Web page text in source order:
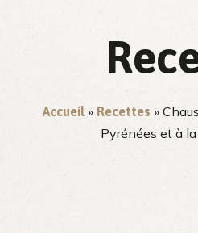
Accueil » Recettes »
Pyrénées et à